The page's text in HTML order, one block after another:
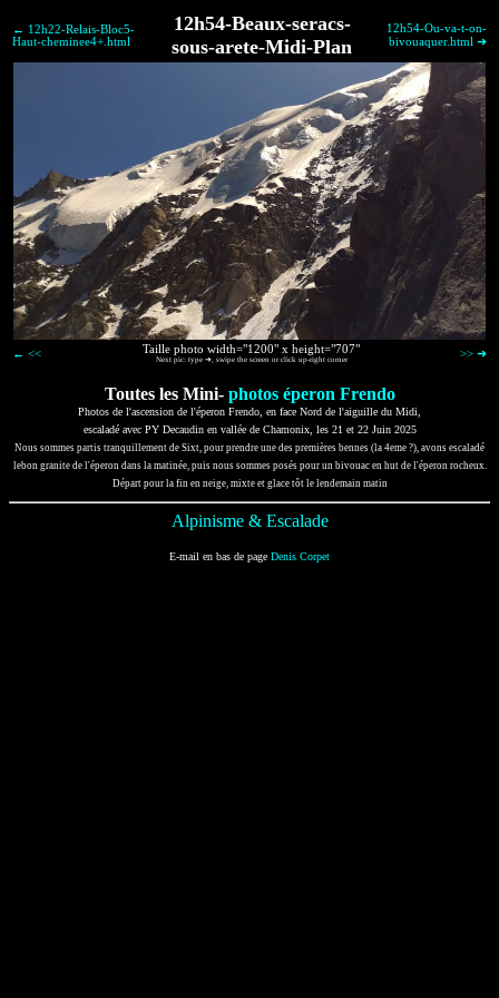
← 12h22-Relais-Bloc5-
Haut-cheminee4+.html
12h54-Beaux-seracs-
sous-arete-Midi-Plan
12h54-Ou-va-t-on-
bivouaquer.html ➜
← << Taille photo width="1200" x height="707"
Next pic: type ➜, swipe the screen or click up-right corner >> ➜
Toutes les Mini- photos éperon Frendo
Photos de l'ascension de l'éperon Frendo, en face Nord de l'aiguille du Midi,
escaladé avec PY Decaudin en vallée de Chamonix, les 21 et 22 Juin 2025
Nous sommes partis tranquillement de Sixt, pour prendre une des premières bennes (la 4eme ?), avons escaladé
lebon granite de l'éperon dans la matinée, puis nous sommes posés pour un bivouac en hut de l'éperon rocheux.
Départ pour la fin en neige, mixte et glace tôt le lendemain matin
Alpinisme & Escalade
E-mail en bas de page Denis Corpet